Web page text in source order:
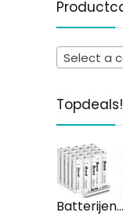
Select a
Batterijen…